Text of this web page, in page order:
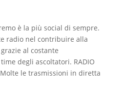
è la più social di sempre.
radio nel contribuire alla
al costante
degli ascoltatori. RADIO
Molte le trasmissioni in diretta